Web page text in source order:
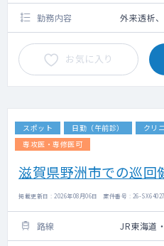
勤務内容 外来透析
お気に入り
スポット 日勤（午前診） クリ
専攻医・専修医可
滋賀県野洲市での巡回
掲載更新日 : 2026年08月06日 案件番号 : 26-
路線 JR東海道